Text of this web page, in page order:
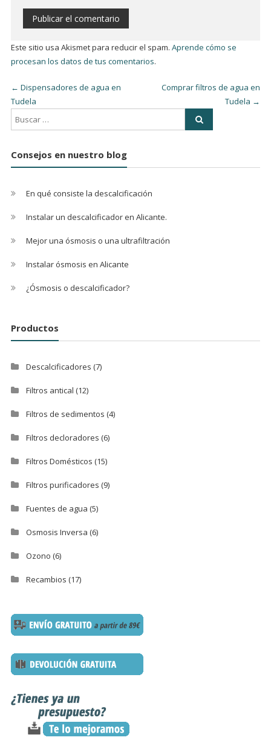
Este sitio usa Akismet para reducir el spam. Aprende cómo se
procesan los datos de tus comentarios.
← Dispensadores de agua en
Tudela
Comprar filtros de agua en
Tudela →
Consejos en nuestro blog
En qué consiste la descalcificación
Instalar un descalcificador en Alicante.
Mejor una ósmosis o una ultrafiltración
Instalar ósmosis en Alicante
¿Ósmosis o descalcificador?
Productos
Descalcificadores (7)
Filtros antical (12)
Filtros de sedimentos (4)
Filtros decloradores (6)
Filtros Domésticos (15)
Filtros purificadores (9)
Fuentes de agua (5)
Osmosis Inversa (6)
Ozono (6)
Recambios (17)